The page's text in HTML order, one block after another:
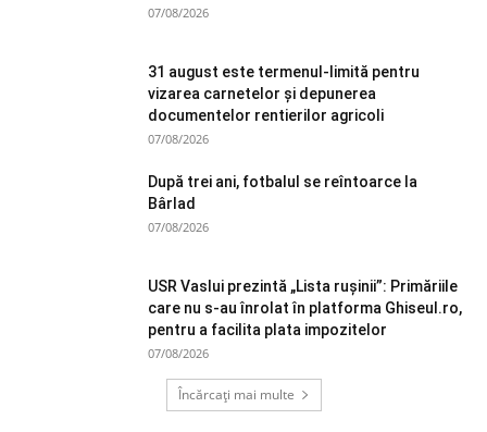
07/08/2026
31 august este termenul-limită pentru
vizarea carnetelor și depunerea
documentelor rentierilor agricoli
07/08/2026
După trei ani, fotbalul se reîntoarce la
Bârlad
07/08/2026
USR Vaslui prezintă „Lista rușinii”: Primăriile
care nu s-au înrolat în platforma Ghiseul.ro,
pentru a facilita plata impozitelor
07/08/2026
Încărcați mai multe